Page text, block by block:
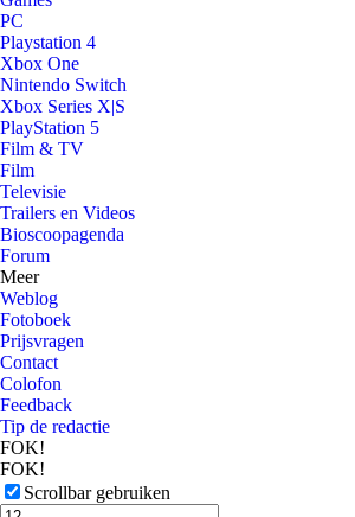
PC
Playstation 4
Xbox One
Nintendo Switch
Xbox Series X|S
PlayStation 5
Film & TV
Film
Televisie
Trailers en Videos
Bioscoopagenda
Forum
Meer
Weblog
Fotoboek
Prijsvragen
Contact
Colofon
Feedback
Tip de redactie
FOK!
FOK!
Scrollbar gebruiken